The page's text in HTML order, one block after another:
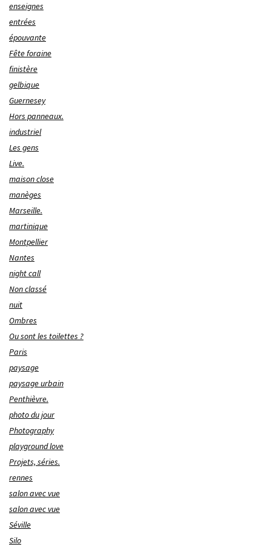
enseignes
entrées
épouvante
Fête foraine
finistère
gelbique
Guernesey
Hors panneaux.
industriel
Les gens
Live.
maison close
manèges
Marseille.
martinique
Montpellier
Nantes
night call
Non classé
nuit
Ombres
Ou sont les toilettes ?
Paris
paysage
paysage urbain
Penthièvre.
photo du jour
Photography
playground love
Projets, séries.
rennes
salon avec vue
salon avec vue
Séville
Silo